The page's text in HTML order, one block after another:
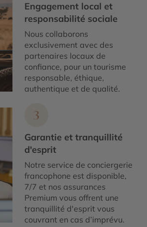
Engagement local et
responsabilité sociale
Nous collaborons
exclusivement avec des
partenaires locaux de
confiance, pour un tourisme
responsable, éthique,
authentique et de qualité.
3
Garantie et tranquillité
d'esprit
Notre service de conciergerie
francophone est disponible,
7/7 et nos assurances
Premium vous offrent une
tranquillité d'esprit vous
couvrant en cas d’imprévu.